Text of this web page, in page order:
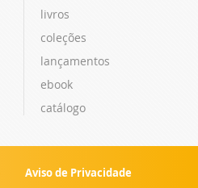
livros
coleções
lançamentos
ebook
catálogo
Aviso de Privacidade